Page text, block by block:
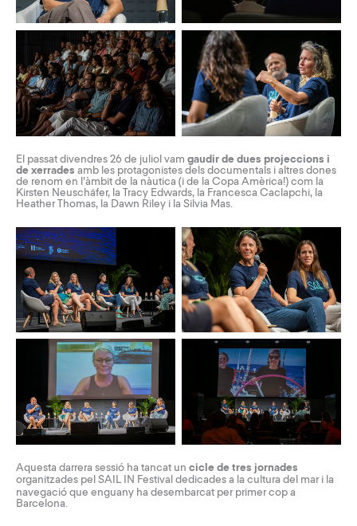
El passat divendres 26 de juliol vam gaudir de dues projeccions i
de xerrades amb les protagonistes dels documentals i altres dones
de renom en l’àmbit de la nàutica (i de la Copa Amèrica!) com la
Kirsten Neuschäfer, la Tracy Edwards, la Francesca Caclapchi, la
Heather Thomas, la Dawn Riley i la Silvia Mas.
Aquesta darrera sessió ha tancat un cicle de tres jornades
organitzades pel SAIL IN Festival dedicades a la cultura del mar i la
navegació que enguany ha desembarcat per primer cop a
Barcelona.